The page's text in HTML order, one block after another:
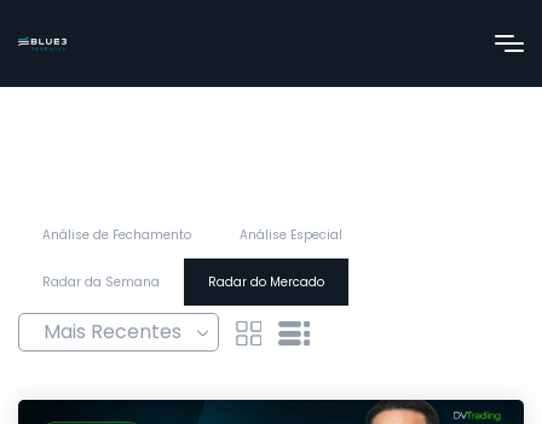
Análise de Fechamento Análise Especial
Radar da Semana Radar do Mercado